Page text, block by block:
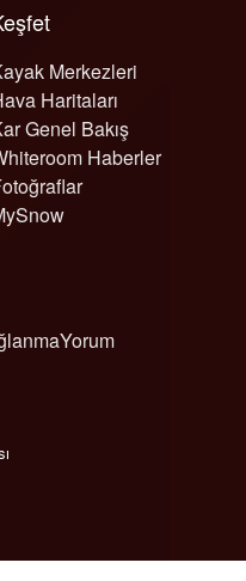
Keşfet
Merkezleri
Haritaları
Genel Bakış
Haberler
Yorum